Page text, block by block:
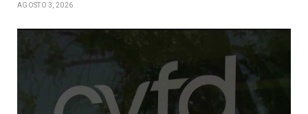
AGOSTO 3, 2026